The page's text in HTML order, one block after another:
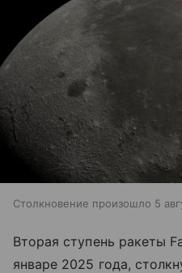
Столкновение произошло 5
Вторая ступень ракеты
январе 2025 года,